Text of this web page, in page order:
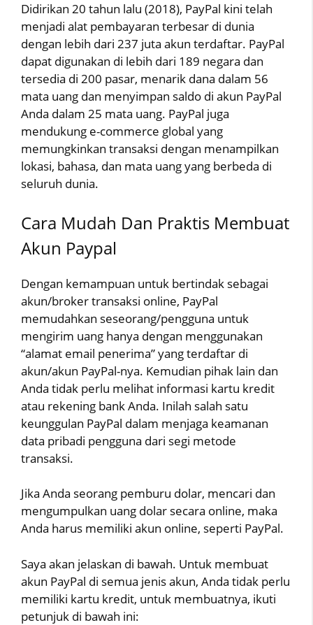
Didirikan 20 tahun lalu (2018), PayPal kini telah
menjadi alat pembayaran terbesar di dunia
dengan lebih dari 237 juta akun terdaftar. PayPal
dapat digunakan di lebih dari 189 negara dan
tersedia di 200 pasar, menarik dana dalam 56
mata uang dan menyimpan saldo di akun PayPal
Anda dalam 25 mata uang. PayPal juga
mendukung e-commerce global yang
memungkinkan transaksi dengan menampilkan
lokasi, bahasa, dan mata uang yang berbeda di
seluruh dunia.
Cara Mudah Dan Praktis Membuat
Akun Paypal
Dengan kemampuan untuk bertindak sebagai
akun/broker transaksi online, PayPal
memudahkan seseorang/pengguna untuk
mengirim uang hanya dengan menggunakan
“alamat email penerima” yang terdaftar di
akun/akun PayPal-nya. Kemudian pihak lain dan
Anda tidak perlu melihat informasi kartu kredit
atau rekening bank Anda. Inilah salah satu
keunggulan PayPal dalam menjaga keamanan
data pribadi pengguna dari segi metode
transaksi.
Jika Anda seorang pemburu dolar, mencari dan
mengumpulkan uang dolar secara online, maka
Anda harus memiliki akun online, seperti PayPal.
Saya akan jelaskan di bawah. Untuk membuat
akun PayPal di semua jenis akun, Anda tidak perlu
memiliki kartu kredit, untuk membuatnya, ikuti
petunjuk di bawah ini: